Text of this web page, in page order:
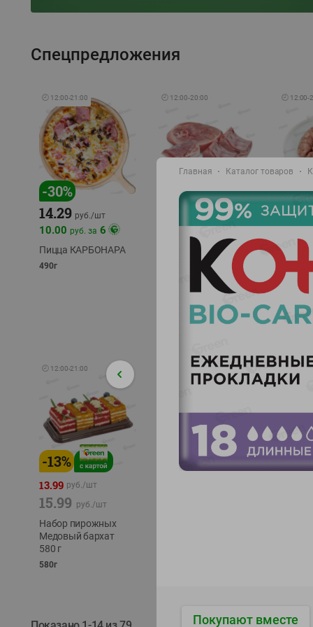
Спецпредложения
🕘 12:00-21:00
-30%
14.29 руб./шт
10.00 руб. за 6
Пицца КАРБОНАРА
490г
🕘 12:00-20:00
руб./кг
11.49
Свинина 1 с.
полуфабрикат,
охлажденный 1 кг
фасовка: 1-2кг
🕘 12:00-
-17%
9.99
11.99
охлажд
🕘 12:00-21:00
-13%
13.99 руб./шт
15.99 руб./шт
Набор пирожных
Медовый бархат
580 г
580г
12% -24%
Главная Каталог товаров
Покупают вместе